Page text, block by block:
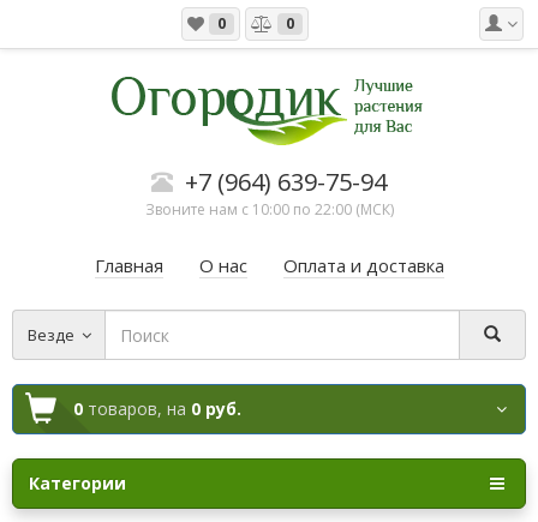
0 0
+7 (964) 639-75-94
Звоните нам с 10:00 по 22:00 (МСК)
Главная О нас Оплата и доставка
Везде
0 товаров, на 0 руб.
Категории